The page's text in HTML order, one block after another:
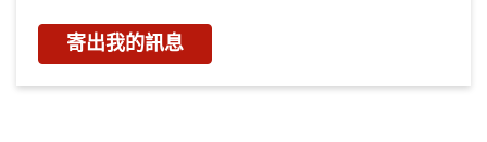
寄出我的訊息